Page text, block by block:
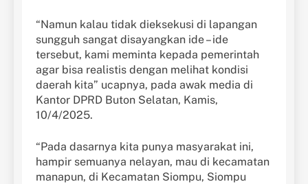
“Namun kalau tidak dieksekusi di lapangan
sungguh sangat disayangkan ide – ide
tersebut, kami meminta kepada pemerintah
agar bisa realistis dengan melihat kondisi
daerah kita” ucapnya, pada awak media di
Kantor DPRD Buton Selatan, Kamis,
10/4/2025.
“Pada dasarnya kita punya masyarakat ini,
hampir semuanya nelayan, mau di kecamatan
manapun, di Kecamatan Siompu, Siompu